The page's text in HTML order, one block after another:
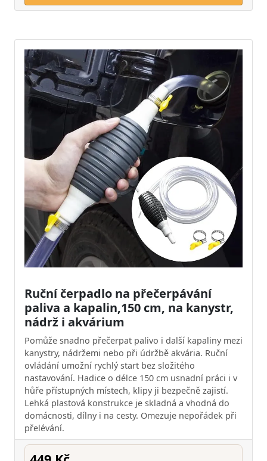
Ruční čerpadlo na přečerpávání
paliva a kapalin,150 cm, na kanystr,
nádrž i akvárium
Pomůže snadno přečerpat palivo i další kapaliny mezi
kanystry, nádržemi nebo při údržbě akvária. Ruční
ovládání umožní rychlý start bez složitého
nastavování. Hadice o délce 150 cm usnadní práci i v
hůře přístupných místech, klipy ji bezpečně zajistí.
Lehká plastová konstrukce je skladná a vhodná do
domácnosti, dílny i na cesty. Omezuje nepořádek při
přelévání.